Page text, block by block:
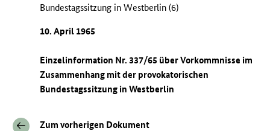
Bundestagssitzung in Westberlin (6)
10. April 1965
Einzelinformation Nr. 337/65 über Vorkommnisse im
Zusammenhang mit der provokatorischen
Bundestagssitzung in Westberlin
Zum vorherigen Dokument